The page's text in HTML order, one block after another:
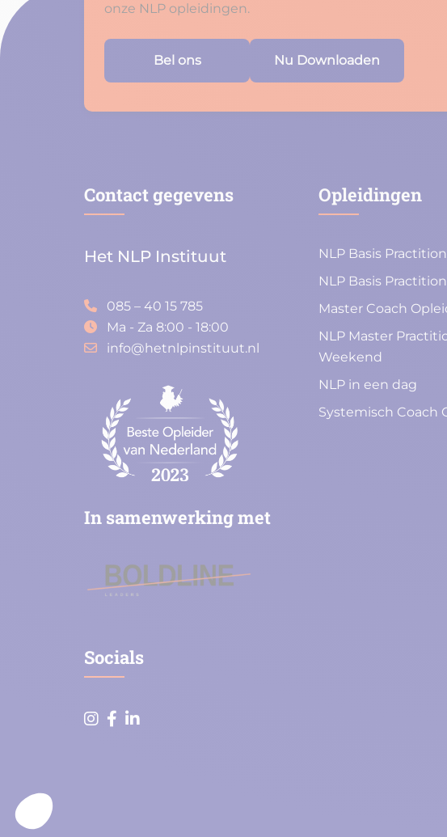
onze NLP opleidingen.
Bel ons Nu Downloaden
Contact gegevens
Het NLP Instituut
085 – 40 15 785
Ma - Za 8:00 - 18:00
info@hetnlpinstituut.nl
In samenwerking met
Opleidingen
NLP Basis
NLP Basis
Master Coach
NLP Master
Weekend
NLP in een dag
Systemisch Coach
Socials